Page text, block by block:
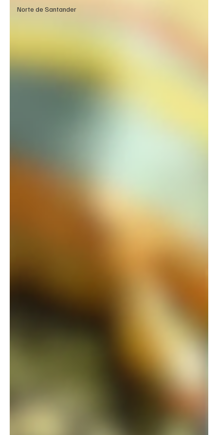
Norte de Santander